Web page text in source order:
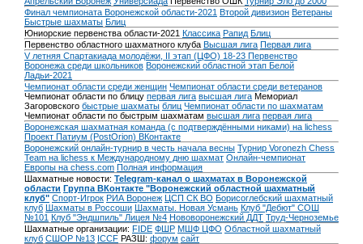
Финал чемпионата Воронежской области-2021 Второй дивизион Ветераны
Быстрые шахматы Блиц
Юниорские первенства области-2021 Классика Рапид Блиц
Первенство областного шахматного клуба Высшая лига Первая лига
V летняя Спартакиада молодёжи, II этап (ЦФО) 18-23 Первенство
Воронежа среди школьников Воронежский областной этап Белой
Ладьи-2021
Чемпионат области среди женщин Чемпионат области среди ветеранов
Чемпионат области по блицу первая лига высшая лига Мемориал
Загоровского быстрые шахматы блиц Чемпионат области по шахматам
Чемпионат области по быстрым шахматам высшая лига первая лига
Воронежская шахматная команда (с подтверждёнными никами) на lichess
Проект Патиум (PostOrion) ВКонтакте
Воронежский онлайн-турнир в честь начала весны Турнир Voronezh Chess
Team на lichess к Международному дню шахмат Онлайн-чемпионат
Европы на chess.com Полная информация
Шахматные новости: Telegram-канал о шахматах в Воронежской
области Группа ВКонтакте "Воронежский областной шахматный
клуб" Спорт-Игрок РИА Воронеж ЦСП СК ВО Борисоглебский шахматный
клуб Шахматы в Россоши Шахматы. Новая Усмань Клуб "Дебют" СОШ
№101 Клуб "Эндшпиль" Лицея №4 Нововоронежский ДДТ Труд-Черноземье
Шахматные организации: FIDE ФШР МШФ ЦФО Областной шахматный
клуб СШОР №13 ICCF РАЗШ: форум сайт